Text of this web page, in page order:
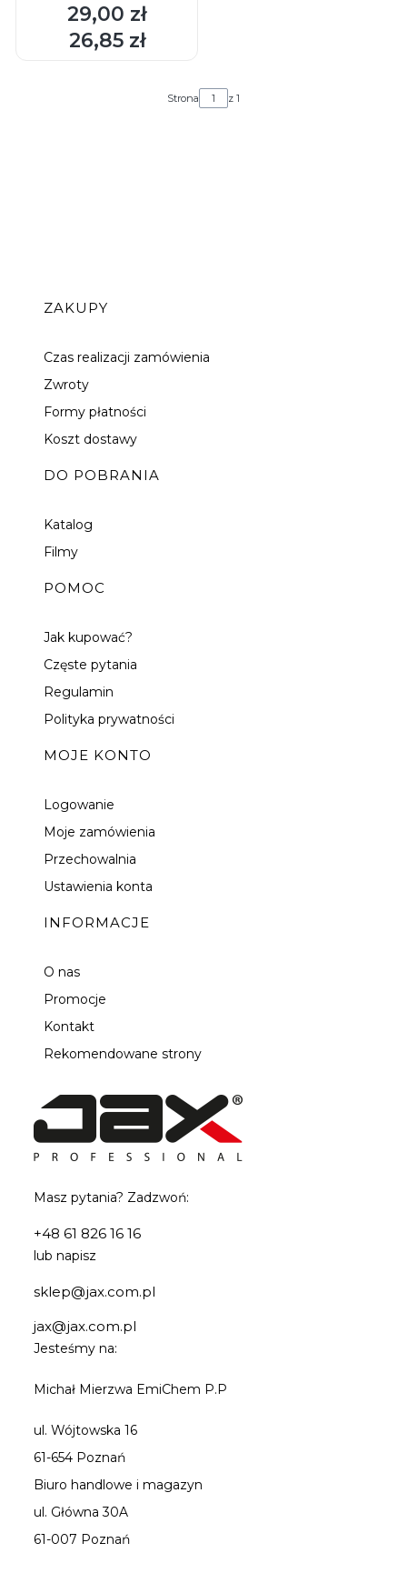
Cena
29,00 zł
Cena
26,85 zł
Strona z 1
Linki w stopce
ZAKUPY
Czas realizacji zamówienia
Zwroty
Formy płatności
Koszt dostawy
DO POBRANIA
Katalog
Filmy
POMOC
Jak kupować?
Częste pytania
Regulamin
Polityka prywatności
MOJE KONTO
Logowanie
Moje zamówienia
Przechowalnia
Ustawienia konta
INFORMACJE
O nas
Promocje
Kontakt
Rekomendowane strony
Masz pytania? Zadzwoń:
+48 61 826 16 16
lub napisz
sklep@jax.com.pl
jax@jax.com.pl
Jesteśmy na:
Michał Mierzwa EmiChem P.P
ul. Wójtowska 16
61-654 Poznań
Biuro handlowe i magazyn
ul. Główna 30A
61-007 Poznań